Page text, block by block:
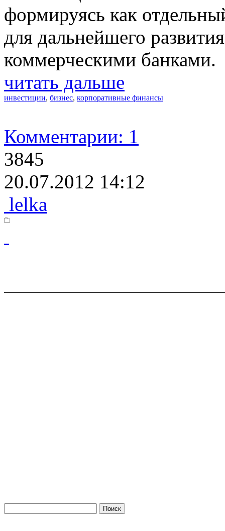
формируясь как
для дальнейшего
коммерческими банками.
читать дальше
инвестиции, бизнес, корпоративные финансы
Комментарии: 1
3845
20.07.2012 14:12
lelka